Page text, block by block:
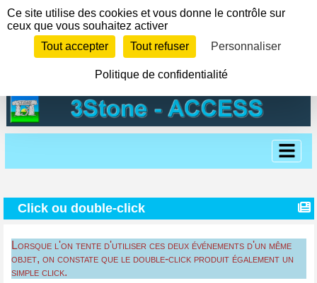
Click ou double-click
Lorsque l'on tente d'utiliser ces deux événements d'un même
objet, on constate que le double-click produit également un
simple click.
Panneau de gestion des cookies
Ce site utilise des cookies et vous donne le contrôle sur
ceux que vous souhaitez activer
Tout accepter
Tout refuser Personnaliser
Politique de confidentialité